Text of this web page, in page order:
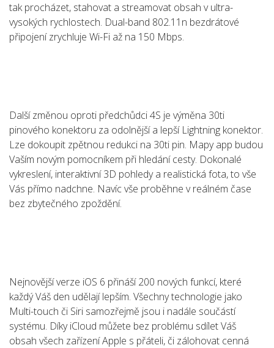
tak procházet, stahovat a streamovat obsah v ultra-
vysokých rychlostech. Dual-band 802.11n bezdrátové
připojení zrychluje Wi-Fi až na 150 Mbps.
Další změnou oproti předchůdci 4S je výměna 30ti
pinového konektoru za odolnější a lepší Lightning konektor.
Lze dokoupit zpětnou redukci na 30ti pin. Mapy app budou
Vaším novým pomocníkem při hledání cesty. Dokonalé
vykreslení, interaktivní 3D pohledy a realistická fota, to vše
Vás přímo nadchne. Navíc vše proběhne v reálném čase
bez zbytečného zpoždění.
Nejnovější verze iOS 6 přináší 200 nových funkcí, které
každý Váš den udělají lepším. Všechny technologie jako
Multi-touch či Siri samozřejmě jsou i nadále součástí
systému. Díky iCloud můžete bez problému sdílet Váš
obsah všech zařízení Apple s přáteli, či zálohovat cenná